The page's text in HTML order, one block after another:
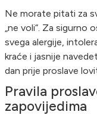
Ne morate pitati za
„ne voli“. Za sigurno
svega alergije,
kraće i jasnije
dan prije proslave
Pravila
zapovijedima